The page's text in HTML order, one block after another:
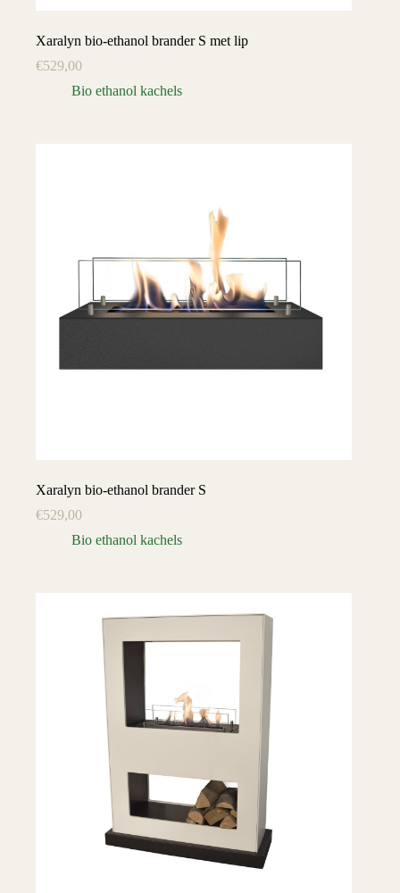
Xaralyn bio-ethanol brander S met lip
€529,00
Bio ethanol kachels
Xaralyn bio-ethanol brander S
€529,00
Bio ethanol kachels